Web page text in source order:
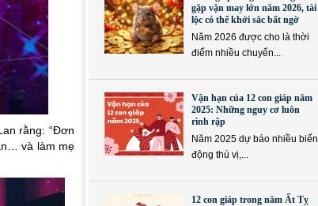
rằng: “Đơn
và làm mẹ
gặp vận may lớn năm 2026, tài
lộc có thể khởi sắc bất ngờ
Năm 2026 được cho là thời
điểm nhiều chuyển...
Vận hạn của 12 con giáp năm
2025: Những nguy cơ luôn
rình rập
Năm 2025 dự báo nhiều biến
động thú vị,...
12 con giáp trong năm Ất Tỵ